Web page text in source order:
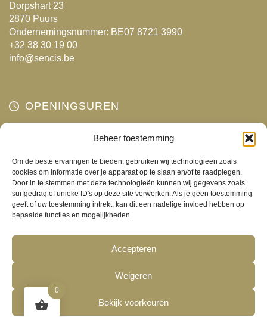
Beheer toestemming
Om de beste ervaringen te bieden, gebruiken wij technologieën zoals
cookies om informatie over je apparaat op te slaan en/of te raadplegen.
Door in te stemmen met deze technologieën kunnen wij gegevens zoals
surfgedrag of unieke ID's op deze site verwerken. Als je geen toestemming
geeft of uw toestemming intrekt, kan dit een nadelige invloed hebben op
bepaalde functies en mogelijkheden.
Accepteren
Weigeren
Bekijk voorkeuren
Dorpshart 23
2870 Puurs
Ondernemingsnummer: BE07 8721 3990
+32 38 30 19 00
info@sencis.be
OPENINGSUREN
Gesloten
Woensdag
10:00 - 18:00
Donderdag
10:00 - 18:00
Vrijdag
10:00 - 18:00
Zaterdag
10:00 - 17:00
Zondag
Gesloten
©2026Sencis Algemene voorwaarden
0